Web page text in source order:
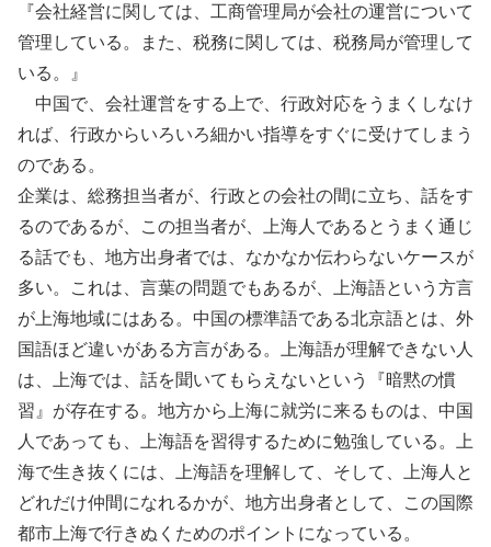
『会社経営に関しては、工商管理局が会社の運営について
管理している。また、税務に関しては、税務局が管理して
いる。』
中国で、会社運営をする上で、行政対応をうまくしなけ
れば、行政からいろいろ細かい指導をすぐに受けてしまう
のである。
企業は、総務担当者が、行政との会社の間に立ち、話をす
るのであるが、この担当者が、上海人であるとうまく通じ
る話でも、地方出身者では、なかなか伝わらないケースが
多い。これは、言葉の問題でもあるが、上海語という方言
が上海地域にはある。中国の標準語である北京語とは、外
国語ほど違いがある方言がある。上海語が理解できない人
は、上海では、話を聞いてもらえないという『暗黙の慣
習』が存在する。地方から上海に就労に来るものは、中国
人であっても、上海語を習得するために勉強している。上
海で生き抜くには、上海語を理解して、そして、上海人と
どれだけ仲間になれるかが、地方出身者として、この国際
都市上海で行きぬくためのポイントになっている。